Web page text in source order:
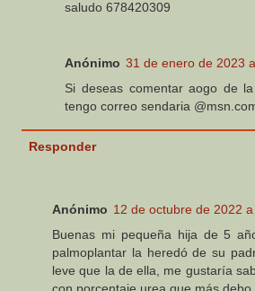
saludo 678420309
Anónimo 31 de enero de 2023
Si deseas comentar aogo de
tengo correo sendaria
Responder
Anónimo 12 de octubre de 2022
Buenas mi pequeña hija de 5
palmoplantar la heredó de su
leve que la de ella, me gustaría